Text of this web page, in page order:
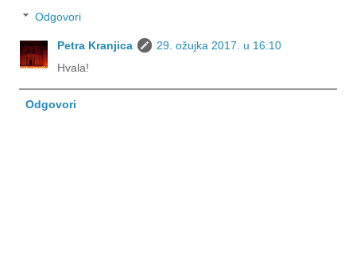
Odgovori
Petra Kranjica
29. ožujka 2017. u 16:10
Hvala!
Odgovori